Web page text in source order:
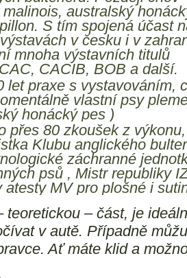
australský
S tím spojená účast
v česku i v
mnoha výstavních titulů
CACIB, BOB a další.
let praxe s vystavováním,
vlastní psy
honácký pes )
přes 80 zkoušek z
Klubu anglického
záchranné
psů , Mistr republiky
atesty MV pro plošné i
– část, je
v autě. Případně
Ať máte klid a